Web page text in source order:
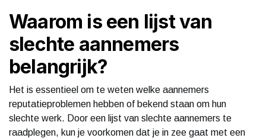
Waarom is een lijst van
slechte aannemers
belangrijk?
Het is essentieel om te weten welke aannemers
reputatieproblemen hebben of bekend staan om hun
slechte werk. Door een lijst van slechte aannemers te
raadplegen, kun je voorkomen dat je in zee gaat met een